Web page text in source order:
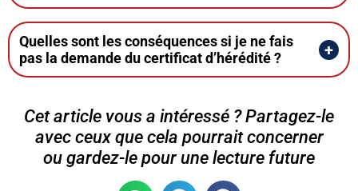
Quelles sont les conséquences si je ne fais
pas la demande du certificat d’hérédité ?
Cet article vous a intéressé ? Partagez-le
avec ceux que cela pourrait concerner
ou gardez-le pour une lecture future